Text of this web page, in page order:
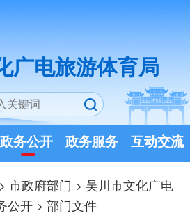
广电旅游体育局
政务公开 政务服务 互动交流
>市政府部门 > 吴川市文化广电
公开 >部门文件